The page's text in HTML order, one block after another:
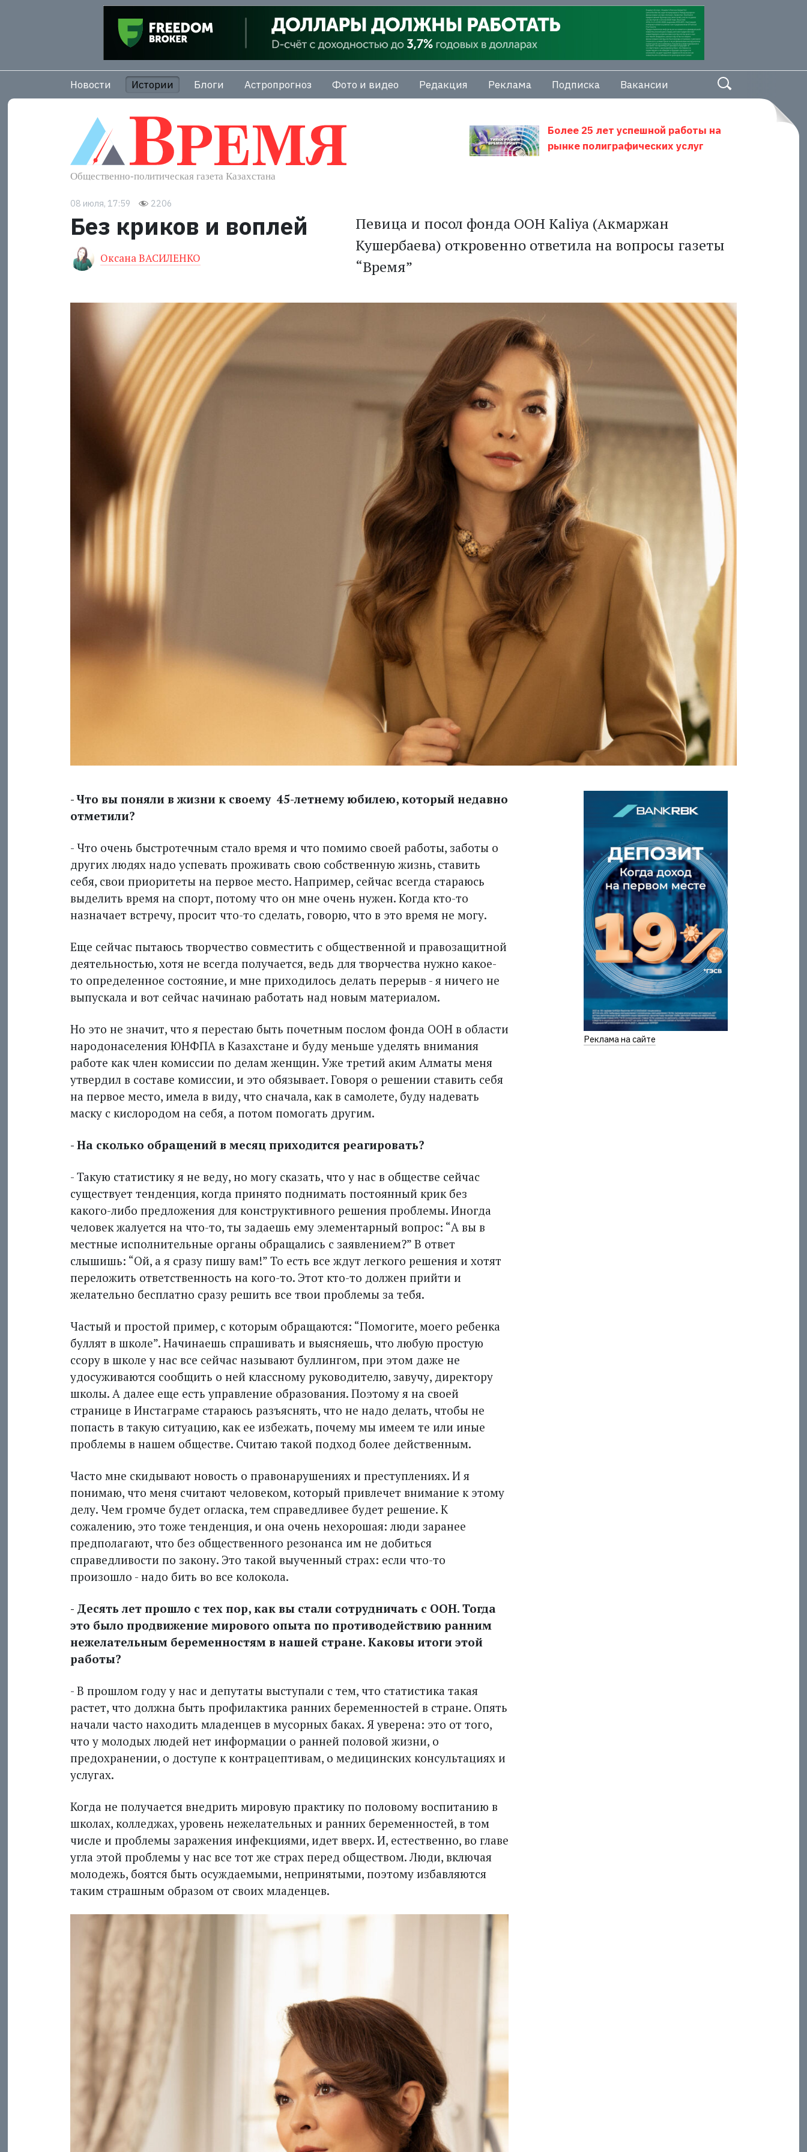
Новости Истории Блоги Астропрогноз Фото и видео Редакция Реклама Подписка Вакансии
Более 25 лет успешной работы на
рынке полиграфических услуг
08 июля, 17:59 2206
Без криков и воплей
Оксана ВАСИЛЕНКО
Певица и посол фонда ООН Kaliya (Акмаржан
Кушербаева) откровенно ответила на вопросы газеты
“Время”
- Что вы поняли в жизни к своему 45-летнему юбилею, который недавно
отметили?
- Что очень быстротечным стало время и что помимо своей работы, заботы о
других людях надо успевать проживать свою собственную жизнь, ставить
себя, свои приоритеты на первое мес­то. Например, сейчас всегда стараюсь
выделить время на спорт, потому что он мне очень нужен. Когда кто-то
назначает встречу, просит что-то сделать, говорю, что в это время не могу.
Еще сейчас пытаюсь творчество совместить с общественной и правозащитной
деятельностью, хотя не всегда получается, ведь для творчества нужно какое-
то определенное состояние, и мне приходилось делать перерыв - я ничего не
выпускала и вот сейчас начинаю работать над новым материалом.
Но это не значит, что я перестаю быть почетным послом фонда ООН в области
народонаселения ЮНФПА в Казахстане и буду меньше уделять внимания
работе как член комиссии по делам женщин. Уже третий аким Алматы меня
утвердил в составе комиссии, и это обязывает. Говоря о решении ставить себя
на первое место, имела в виду, что сначала, как в самолете, буду надевать
маску с кислородом на себя, а потом помогать другим.
- На сколько обращений в месяц приходится реагировать?
- Такую статистику я не веду, но могу сказать, что у нас в обществе сейчас
существует тенденция, когда принято поднимать постоянный крик без
какого-либо предложения для конструктивного решения проблемы. Иногда
человек жалуется на что-то, ты задаешь ему элементарный вопрос: “А вы в
местные исполнительные органы обращались с заявлением?” В ответ
слышишь: “Ой, а я сразу пишу вам!” То есть все ждут легкого решения и хотят
переложить ответственность на кого-то. Этот кто-то должен прийти и
желательно бесплатно сразу решить все твои проблемы за тебя.
Частый и простой пример, с которым обращаются: “Помогите, моего ребенка
буллят в школе”. Начинаешь спрашивать и выясняешь, что любую простую
ссору в школе у нас все сейчас называют буллингом, при этом даже не
удосуживаются сообщить о ней классному руководителю, завучу, директору
школы. А далее еще есть управление образования. Поэтому я на своей
странице в Инстаграме стараюсь разъяснять, что не надо делать, чтобы не
попасть в такую ситуацию, как ее избежать, почему мы имеем те или иные
проблемы в нашем обществе. Считаю такой подход более действенным.
Часто мне скидывают новость о правонарушениях и преступлениях. И я
понимаю, что меня считают человеком, который привлечет внимание к этому
делу. Чем громче будет огласка, тем справедливее будет решение. К
сожалению, это тоже тенденция, и она очень нехорошая: люди заранее
предполагают, что без общественного резонанса им не добиться
справедливости по закону. Это такой выученный страх: если что-то
произошло - надо бить во все колокола.
- Десять лет прошло с тех пор, как вы стали сотрудничать с ООН. Тогда
это было продвижение мирового опыта по противодействию ранним
нежелательным беременностям в нашей стране. Каковы итоги этой
работы?
- В прошлом году у нас и депутаты выступали с тем, что статистика такая
растет, что должна быть профилактика ранних беременностей в стране. Опять
начали часто находить младенцев в мусорных баках. Я уверена: это от того,
что у молодых людей нет информации о ранней половой жизни, о
предохранении, о доступе к конт­рацептивам, о медицинских консультациях и
услугах.
Когда не получается внедрить мировую практику по половому воспитанию в
школах, колледжах, уровень нежелательных и ранних беременностей, в том
числе и проблемы заражения инфекциями, идет вверх. И, естественно, во главе
угла этой проблемы у нас все тот же страх перед обществом. Люди, включая
молодежь, боятся быть осуждаемыми, непринятыми, поэтому избавляются
таким страшным образом от своих младенцев.
Реклама на сайте